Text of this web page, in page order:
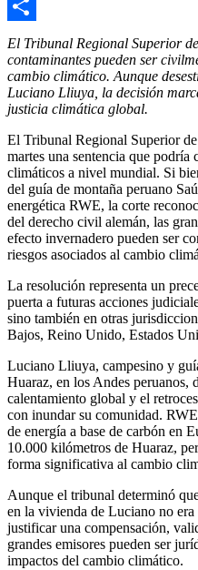
Email
Compartir
El Tribunal Regional Superior
contaminantes pueden ser
cambio climático. Aunque
Luciano Lliuya, la decisión
justicia climática global.
El Tribunal Regional Superior
martes una sentencia que
climáticos a nivel mundial. Si
del guía de montaña peruano
energética RWE, la corte
del derecho civil alemán, las
efecto invernadero pueden ser
riesgos asociados al cambio
La resolución representa un
puerta a futuras acciones
sino también en otras
Bajos, Reino Unido, Estados
Luciano Lliuya, campesino y
Huaraz, en los Andes peruanos,
calentamiento global y el
con inundar su comunidad.
de energía a base de carbón en
10.000 kilómetros de Huaraz,
forma significativa al cambio
Aunque el tribunal determinó
en la vivienda de Luciano no
justificar una compensación,
grandes emisores pueden ser
impactos del cambio climático.